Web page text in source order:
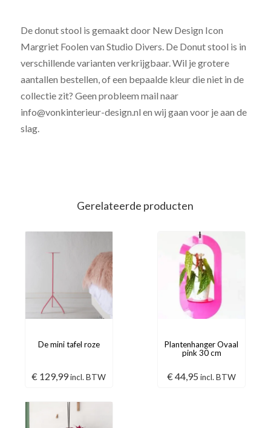
De donut stool is gemaakt door New Design Icon
Margriet Foolen van Studio Divers. De Donut stool is in
verschillende varianten verkrijgbaar. Wil je grotere
aantallen bestellen, of een bepaalde kleur die niet in de
collectie zit? Geen probleem mail naar
info@vonkinterieur-design.nl en wij gaan voor je aan de
slag.
Gerelateerde producten
De mini tafel roze
€ 129,99incl. BTW
Plantenhanger Ovaal
pink 30 cm
€ 44,95 incl. BTW